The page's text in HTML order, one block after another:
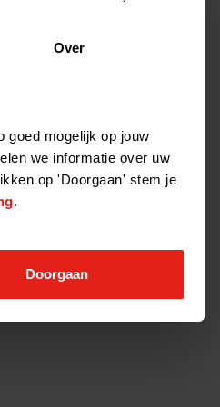
Over
goed mogelijk op jouw
we informatie over uw
op 'Doorgaan' stem je
.
Doorgaan